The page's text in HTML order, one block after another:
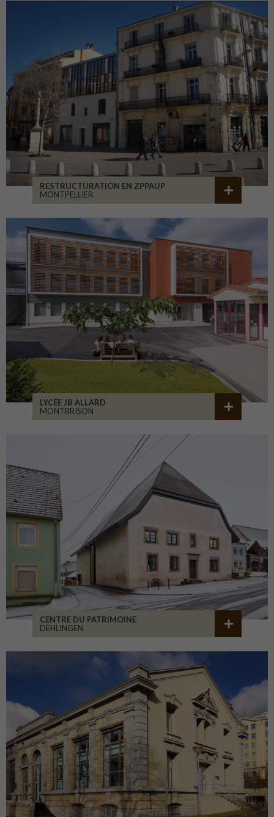
RESTRUCTURATION EN ZPPAUP
MONTPELLIER
LYCÉE JB ALLARD
MONTBRISON
CENTRE DU PATRIMOINE
DEHLINGEN